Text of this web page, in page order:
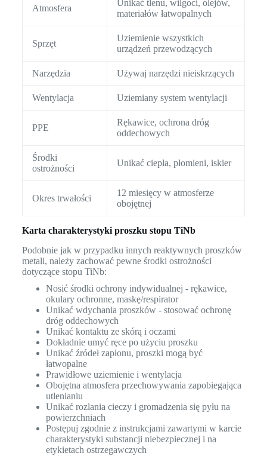
Atmosfera
Unikać tlenu, wilgoci, olejów,
materiałów łatwopalnych
Sprzęt
Uziemienie wszystkich
urządzeń przewodzących
Narzędzia Używaj narzędzi nieiskrzących
Wentylacja Uziemiany system wentylacji
PPE
Rękawice, ochrona dróg
oddechowych
Środki
ostrożności
Unikać ciepła, płomieni, iskier
Okres trwałości
12 miesięcy w atmosferze
obojętnej
Karta charakterystyki proszku stopu TiNb
Podobnie jak w przypadku innych reaktywnych proszków
metali, należy zachować pewne środki ostrożności
dotyczące stopu TiNb:
Nosić środki ochrony indywidualnej - rękawice,
okulary ochronne, maskę/respirator
Unikać wdychania proszków - stosować ochronę
dróg oddechowych
Unikać kontaktu ze skórą i oczami
Dokładnie umyć ręce po użyciu proszku
Unikać źródeł zapłonu, proszki mogą być
łatwopalne
Prawidłowe uziemienie i wentylacja
Obojętna atmosfera przechowywania zapobiegająca
utlenianiu
Unikać rozlania cieczy i gromadzenia się pyłu na
powierzchniach
Postępuj zgodnie z instrukcjami zawartymi w karcie
charakterystyki substancji niebezpiecznej i na
etykietach ostrzegawczych